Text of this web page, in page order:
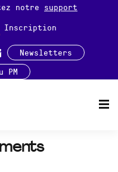
notre support
Inscription
Newsletters
PM